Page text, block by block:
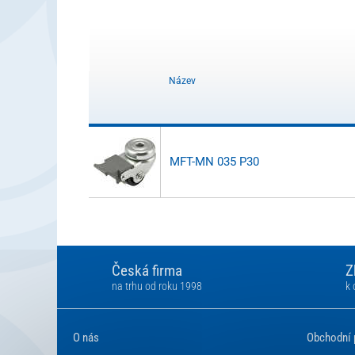
Název
MFT-MN 035 P30
Česká firma
na trhu od roku 1998 k
O nás Obchodní